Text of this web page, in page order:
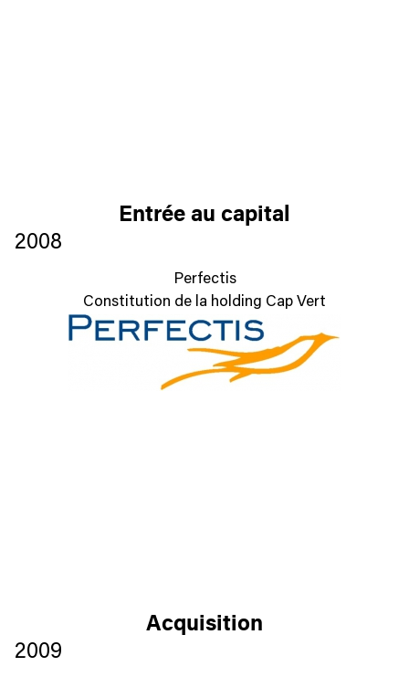
Entrée au capital
2008
Perfectis
Constitution de la holding Cap Vert
Acquisition
2009